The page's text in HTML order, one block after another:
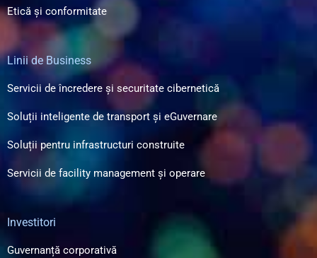
Etică și conformitate
Linii de Business
Servicii de încredere și securitate cibernetică
Soluții inteligente de transport și eGuvernare
Soluții pentru infrastructuri construite
Servicii de facility management și operare
Investitori
Guvernanță corporativă